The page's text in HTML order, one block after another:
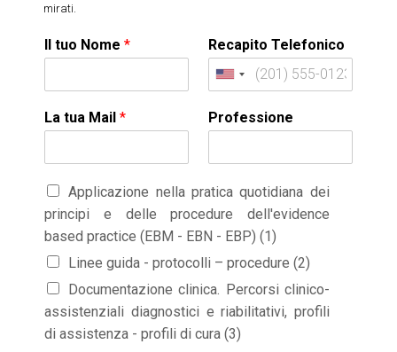
mirati.
Il tuo Nome* Recapito Telefonico
U
i
e
t
a
t
e
s
+
1
La tua Mail* Professione
Applicazione nella pratica quotidiana dei
principi e delle procedure dell'evidence
based practice (EBM - EBN - EBP) (1)
Linee guida - protocolli – procedure (2)
Documentazione clinica. Percorsi clinico-
assistenziali diagnostici e riabilitativi, profili
di assistenza - profili di cura (3)